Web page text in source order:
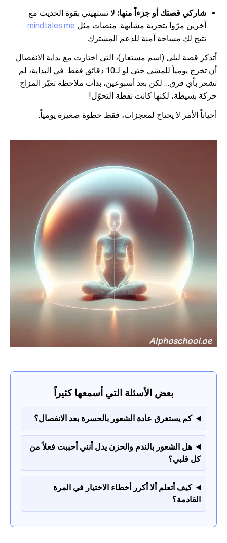
شاركي قصتك أو جزءاً منها: لا تستهيني بقوة الحديث مع
آخرين مرّوا بتجربة مشابهة. منصات مثل mindtales.me
تتيح لك مساحة آمنة للدعم المشترك.
أتذكر قصة ليلى (اسم مستعار)، التي اختارت مع بداية الانفصال
أن تخرج يومياً للمشي حتى لو لـ10 دقائق فقط. في البداية، لم
تشعر بأي فرق… لكن بعد أسبوعين، بدأت ملاحظة تغيّر المزاج.
حركة بسيطة، لكنها كانت نقطة التحوّل!
أحياناً الأمر لا يحتاج لمعجزات، فقط خطوة صغيرة يومياً.
بعض الأسئلة التي أسمعها كثيراً
كم يستغرق عادة الشعور بالحسرة بعد الانفصال؟
هل الشعور بالندم والحزن يدل أنني أحببت فعلاً من
كل قلبي؟
كيف أتعلم ألا أكرر أخطاء الاختيار في المرة
القادمة؟